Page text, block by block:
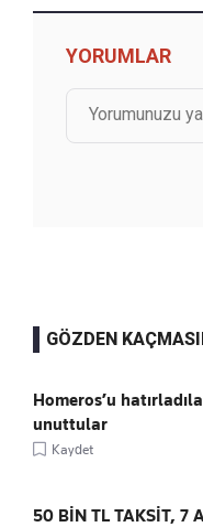
YORUMLAR
GÖZDEN
Homeros’u
unuttular
Kaydet
50 BİN TL TAKSİT, 7